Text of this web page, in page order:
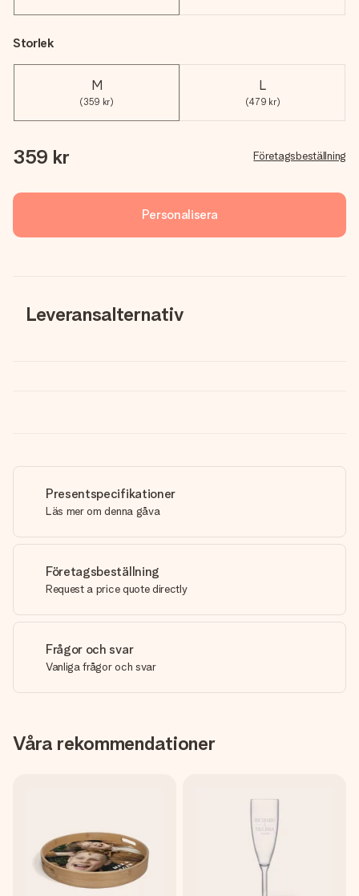
Storlek
M
(359 kr)
L
(479 kr)
359 kr Företagsbeställning
Personalisera
Leveransalternativ
Presentspecifikationer
Läs mer om denna gåva
Företagsbeställning
Request a price quote directly
Frågor och svar
Vanliga frågor och svar
Våra rekommendationer